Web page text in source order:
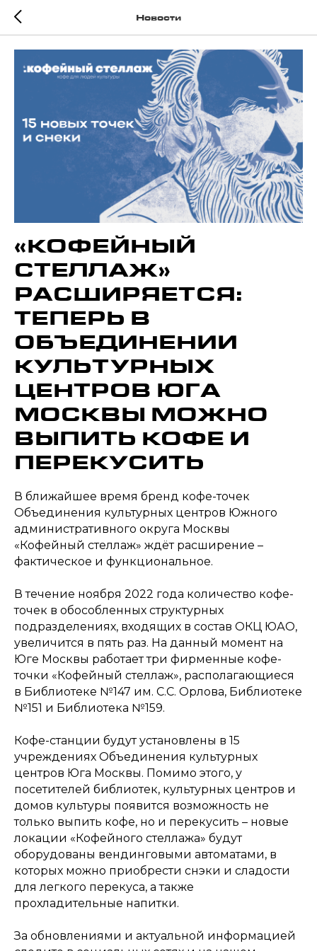
Новости
«КОФЕЙНЫЙ
СТЕЛЛАЖ»
РАСШИРЯЕТСЯ:
ТЕПЕРЬ В
ОБЪЕДИНЕНИИ
КУЛЬТУРНЫХ
ЦЕНТРОВ ЮГА
МОСКВЫ МОЖНО
ВЫПИТЬ КОФЕ И
ПЕРЕКУСИТЬ
В ближайшее время бренд кофе-точек
Объединения культурных центров Южного
административного округа Москвы
«Кофейный стеллаж» ждёт расширение –
фактическое и функциональное.
В течение ноября 2022 года количество кофе-
точек в обособленных структурных
подразделениях, входящих в состав ОКЦ ЮАО,
увеличится в пять раз. На данный момент на
Юге Москвы работает три фирменные кофе-
точки «Кофейный стеллаж», располагающиеся
в Библиотеке №147 им. С.С. Орлова, Библиотеке
№151 и Библиотека №159.
Кофе-станции будут установлены в 15
учреждениях Объединения культурных
центров Юга Москвы. Помимо этого, у
посетителей библиотек, культурных центров и
домов культуры появится возможность не
только выпить кофе, но и перекусить – новые
локации «Кофейного стеллажа» будут
оборудованы вендинговыми автоматами, в
которых можно приобрести снэки и сладости
для легкого перекуса, а также
прохладительные напитки.
За обновлениями и актуальной информацией